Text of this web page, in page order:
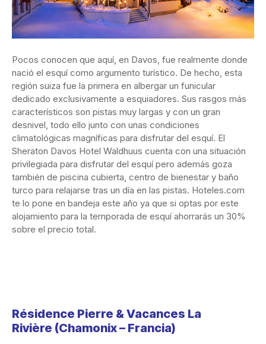
Pocos conocen que aquí, en Davos, fue realmente donde
nació el esquí como argumento turístico. De hecho, esta
región suiza fue la primera en albergar un funicular
dedicado exclusivamente a esquiadores. Sus rasgos más
característicos son pistas muy largas y con un gran
desnivel, todo ello junto con unas condiciones
climatológicas magníficas para disfrutar del esquí. El
Sheraton Davos Hotel Waldhuus cuenta con una situación
privilegiada para disfrutar del esquí pero además goza
también de piscina cubierta, centro de bienestar y baño
turco para relajarse tras un día en las pistas. Hoteles.com
te lo pone en bandeja este año ya que si optas por este
alojamiento para la temporada de esquí ahorrarás un 30%
sobre el precio total.
Résidence Pierre & Vacances La
Rivière (Chamonix – Francia)